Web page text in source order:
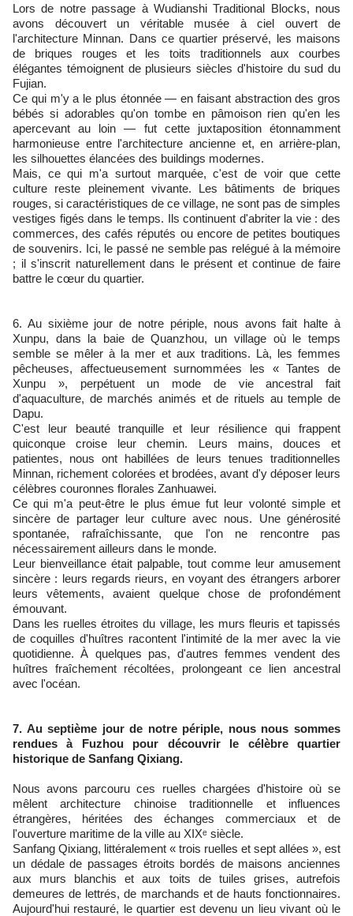
Lors de notre passage à Wudianshi Traditional Blocks, nous
avons découvert un véritable musée à ciel ouvert de
l'architecture Minnan. Dans ce quartier préservé, les maisons
de briques rouges et les toits traditionnels aux courbes
élégantes témoignent de plusieurs siècles d'histoire du sud du
Fujian.
Ce qui m'y a le plus étonnée — en faisant abstraction des gros
bébés si adorables qu'on tombe en pâmoison rien qu'en les
apercevant au loin — fut cette juxtaposition étonnamment
harmonieuse entre l'architecture ancienne et, en arrière-plan,
les silhouettes élancées des buildings modernes.
Mais, ce qui m'a surtout marquée, c'est de voir que cette
culture reste pleinement vivante. Les bâtiments de briques
rouges, si caractéristiques de ce village, ne sont pas de simples
vestiges figés dans le temps. Ils continuent d'abriter la vie : des
commerces, des cafés réputés ou encore de petites boutiques
de souvenirs. Ici, le passé ne semble pas relégué à la mémoire
; il s'inscrit naturellement dans le présent et continue de faire
battre le cœur du quartier.
6. Au sixième jour de notre périple, nous avons fait halte à
Xunpu, dans la baie de Quanzhou, un village où le temps
semble se mêler à la mer et aux traditions. Là, les femmes
pêcheuses, affectueusement surnommées les « Tantes de
Xunpu », perpétuent un mode de vie ancestral fait
d'aquaculture, de marchés animés et de rituels au temple de
Dapu.
C'est leur beauté tranquille et leur résilience qui frappent
quiconque croise leur chemin. Leurs mains, douces et
patientes, nous ont habillées de leurs tenues traditionnelles
Minnan, richement colorées et brodées, avant d'y déposer leurs
célèbres couronnes florales Zanhuawei.
Ce qui m'a peut-être le plus émue fut leur volonté simple et
sincère de partager leur culture avec nous. Une générosité
spontanée, rafraîchissante, que l'on ne rencontre pas
nécessairement ailleurs dans le monde.
Leur bienveillance était palpable, tout comme leur amusement
sincère : leurs regards rieurs, en voyant des étrangers arborer
leurs vêtements, avaient quelque chose de profondément
émouvant.
Dans les ruelles étroites du village, les murs fleuris et tapissés
de coquilles d'huîtres racontent l'intimité de la mer avec la vie
quotidienne. À quelques pas, d'autres femmes vendent des
huîtres fraîchement récoltées, prolongeant ce lien ancestral
avec l'océan.
7. Au septième jour de notre périple, nous nous sommes
rendues à Fuzhou pour découvrir le célèbre quartier
historique de Sanfang Qixiang.
Nous avons parcouru ces ruelles chargées d'histoire où se
mêlent architecture chinoise traditionnelle et influences
étrangères, héritées des échanges commerciaux et de
l'ouverture maritime de la ville au XIXᵉ siècle.
Sanfang Qixiang, littéralement « trois ruelles et sept allées », est
un dédale de passages étroits bordés de maisons anciennes
aux murs blanchis et aux toits de tuiles grises, autrefois
demeures de lettrés, de marchands et de hauts fonctionnaires.
Aujourd'hui restauré, le quartier est devenu un lieu vivant où le